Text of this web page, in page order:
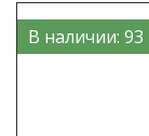
В наличии: 93